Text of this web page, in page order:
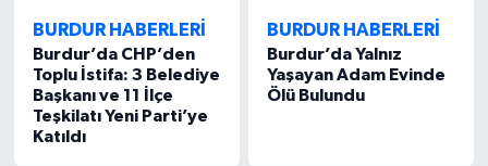
BURDUR HABERLERİ
Burdur’da CHP’den
Toplu İstifa: 3 Belediye
Başkanı ve 11 İlçe
Teşkilatı Yeni Parti’ye
Katıldı
BURDUR HABERLERİ
Burdur’da Yalnız
Yaşayan Adam Evinde
Ölü Bulundu